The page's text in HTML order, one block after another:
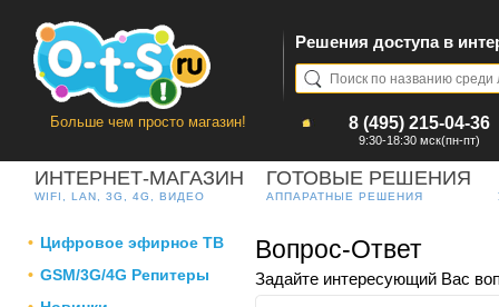
Решения доступа в
Больше чем просто магазин! 8 (495) 215-04-36
9:30-18:30 мск(пн-пт)
ИНТЕРНЕТ-МАГАЗИН
WIFI, LAN, 3G, 4G, ВИДЕО
ГОТОВЫЕ РЕШЕНИЯ
АППАРАТНЫЕ РЕШЕНИЯ
Цифровое эфирное ТВ
GSM/3G/4G Репитеры
Вопрос-Ответ
Задайте интересующий Вас